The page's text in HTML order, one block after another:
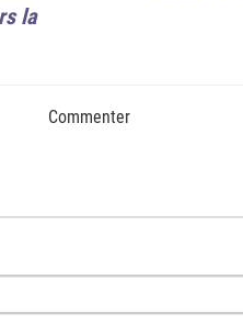
la
Commenter